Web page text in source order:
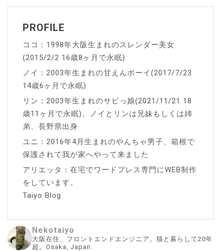
PROFILE
ココ：1998年大阪生まれのスレンダー美女
(2015/2/2 16歳8ヶ月で永眠)
ノイ：2003年生まれの甘えんボーイ(2017/7/23
14歳6ヶ月で永眠)
リン：2003年生まれのサビっ娘(2021/11/21 18
歳11ヶ月で永眠)、ノイとリンは兄妹もしくは姉
弟、長野県出身
ユニ：2016年4月生まれのやんちゃ男子、箱根で
保護されて我が家へやって来ました
アリエッタ：在宅でワードプレス専門にWEB制作
をしています。
Taiyo Blog
Nekotaiyo
大阪在住、フロントエンドエンジニア。猫と暮らして20年
超。Osaka, Japan.